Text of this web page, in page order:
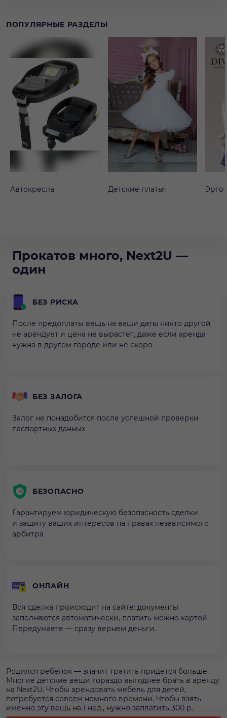
ПОПУЛЯРНЫЕ РАЗДЕЛЫ
Автокресла Детские платья Эрго
Прокатов много, Next2U —
один
БЕЗ РИСКА
После предоплаты вещь на ваши даты никто другой
не арендует и цена не вырастет, даже если аренда
нужна в другом городе или не скоро
БЕЗ ЗАЛОГА
Залог не понадобится после успешной проверки
паспортных данных
БЕЗОПАСНО
Гарантируем юридическую безопасность сделки
и защиту ваших интересов на правах независимого
арбитра
ОНЛАЙН
Вся сделка происходит на сайте: документы
заполняются автоматически, платить можно картой.
Передумаете — сразу вернем деньги.
Родился ребенок — значит тратить придется больше.
Многие детские вещи гораздо выгоднее брать в аренду
на Next2U. Чтобы арендовать мебель для детей,
потребуется совсем немного времени. Чтобы взять
именно эту вещь на 1 нед., нужно заплатить 300 р.